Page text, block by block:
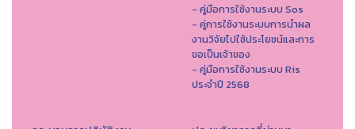
- คู่มือการใช้งานระบบ Sos
- คู่การใช้งานระบบการนำผล
งานวิจัยไปใช้ประโยชน์และการ
ขอเป็นเจ้าของ
- คู่มือการใช้งานระบบ Ris
ประจำปี 2568